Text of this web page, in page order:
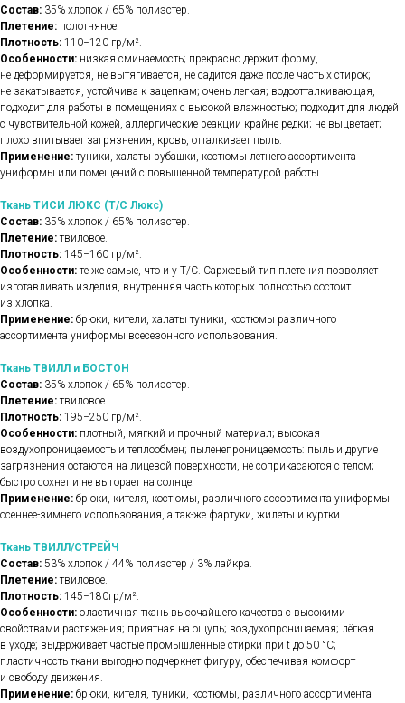
Состав: 35% хлопок / 65% полиэстер.
Плетение: полотняное.
Плотность: 110−120 гр/м².
Особенности: низкая сминаемость; прекрасно держит форму,
не деформируется, не вытягивается, не садится даже после частых стирок;
не закатывается, устойчива к зацепкам; очень легкая; водоотталкивающая,
подходит для работы в помещениях с высокой влажностью; подходит для людей
с чувствительной кожей, аллергические реакции крайне редки; не выцветает;
плохо впитывает загрязнения, кровь, отталкивает пыль.
Применение: туники, халаты рубашки, костюмы летнего ассортимента
униформы или помещений с повышенной температурой работы.
Ткань ТИСИ ЛЮКС (Т/С Люкс)
Состав: 35% хлопок / 65% полиэстер.
Плетение: твиловое.
Плотность: 145−160 гр/м².
Особенности: те же самые, что и у Т/С. Саржевый тип плетения позволяет
изготавливать изделия, внутренняя часть которых полностью состоит
из хлопка.
Применение: брюки, кители, халаты туники, костюмы различного
ассортимента униформы всесезонного использования.
Ткань ТВИЛЛ и БОСТОН
Состав: 35% хлопок / 65% полиэстер.
Плетение: твиловое.
Плотность: 195−250 гр/м².
Особенности: плотный, мягкий и прочный материал; высокая
воздухопроницаемость и теплообмен; пыленепроницаемость: пыль и другие
загрязнения остаются на лицевой поверхности, не соприкасаются с телом;
быстро сохнет и не выгорает на солнце.
Применение: брюки, кителя, костюмы, различного ассортимента униформы
осеннее-зимнего использования, а так-же фартуки, жилеты и куртки.
Ткань ТВИЛЛ/СТРЕЙЧ
Состав: 53% хлопок / 44% полиэстер / 3% лайкра.
Плетение: твиловое.
Плотность: 145−180гр/м².
Особенности: эластичная ткань высочайшего качества с высокими
свойствами растяжения; приятная на ощупь; воздухопроницаемая; лёгкая
в уходе; выдерживает частые промышленные стирки при t до 50 °C;
пластичность ткани выгодно подчеркнет фигуру, обеспечивая комфорт
и свободу движения.
Применение: брюки, кителя, туники, костюмы, различного ассортимента